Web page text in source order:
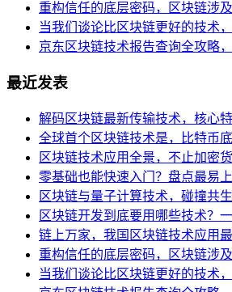
重构信任的底层密码，区块链涉
当我们谈论比区块链更好的技术
京东区块链技术报告查询全攻略
最近发表
解码区块链最新传输技术，核心
全球首个区块链技术是，比特币
区块链技术应用全景，不止加密
零基础也能快速入门？盘点最易
区块链与量子计算技术，碰撞共
区块链开发到底要用哪些技术？
链上万家，我国区块链技术应用
重构信任的底层密码，区块链涉
当我们谈论比区块链更好的技术